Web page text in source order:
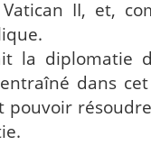
II, et,
la diplomatie
dans